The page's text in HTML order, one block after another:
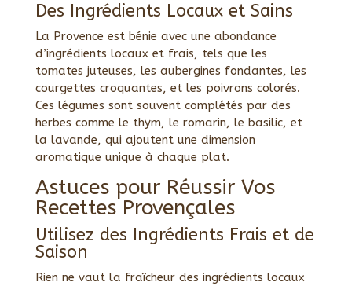
Des Ingrédients Locaux et Sains
La Provence est bénie avec une abondance
d’ingrédients locaux et frais, tels que les
tomates juteuses, les aubergines fondantes, les
courgettes croquantes, et les poivrons colorés.
Ces légumes sont souvent complétés par des
herbes comme le thym, le romarin, le basilic, et
la lavande, qui ajoutent une dimension
aromatique unique à chaque plat.
Astuces pour Réussir Vos
Recettes Provençales
Utilisez des Ingrédients Frais et de
Saison
Rien ne vaut la fraîcheur des ingrédients locaux